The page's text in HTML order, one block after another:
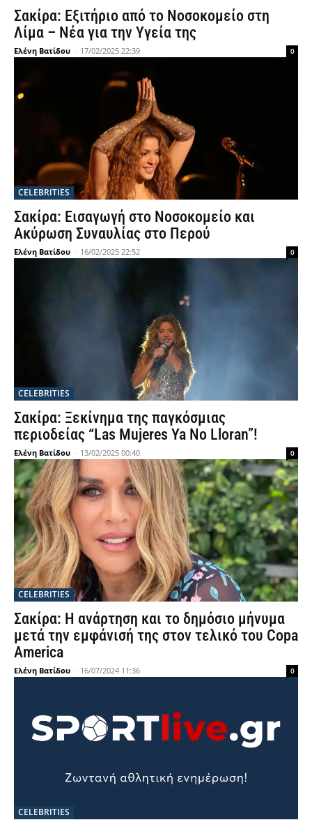
Σακίρα: Εξιτήριο από το Νοσοκομείο στη
Λίμα – Νέα για την Υγεία της
Ελένη Βατίδου - 17/02/2025 22:39 0
CELEBRITIES
Σακίρα: Εισαγωγή στο Νοσοκομείο και
Ακύρωση Συναυλίας στο Περού
Ελένη Βατίδου - 16/02/2025 22:52 0
CELEBRITIES
Σακίρα: Ξεκίνημα της παγκόσμιας
περιοδείας “Las Mujeres Ya No Lloran”!
Ελένη Βατίδου - 13/02/2025 00:40 0
CELEBRITIES
Σακίρα: Η ανάρτηση και το δημόσιο μήνυμα
μετά την εμφάνισή της στον τελικό του Copa
America
Ελένη Βατίδου - 16/07/2024 11:36 0
CELEBRITIES